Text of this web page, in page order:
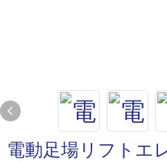
電動足場リフトエ